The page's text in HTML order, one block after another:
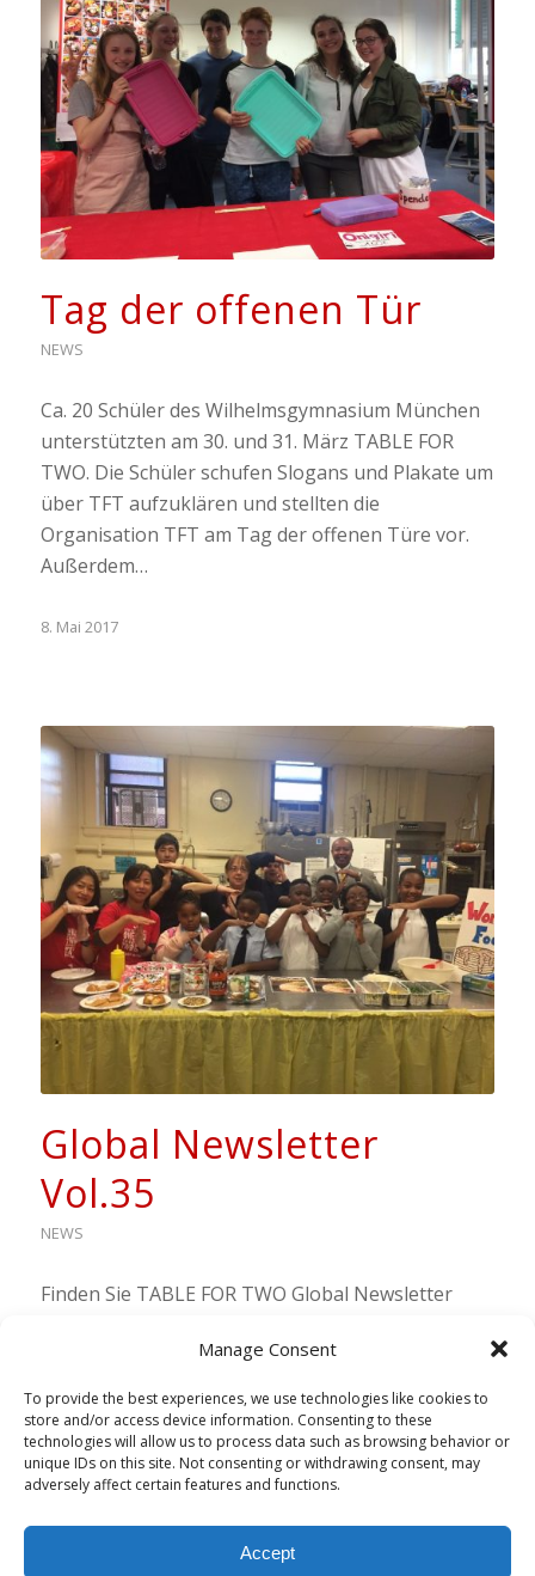
Manage Consent
To provide the best experiences, we use technologies like cookies to
store and/or access device information. Consenting to these
technologies will allow us to process data such as browsing behavior or
unique IDs on this site. Not consenting or withdrawing consent, may
adversely affect certain features and functions.
Accept
Tag der offenen Tür
NEWS
Ca. 20 Schüler des Wilhelmsgymnasium München
unterstützten am 30. und 31. März TABLE FOR
TWO. Die Schüler schufen Slogans und Plakate um
über TFT aufzuklären und stellten die
Organisation TFT am Tag der offenen Türe vor.
Außerdem…
8. Mai 2017
Global Newsletter
Vol.35
NEWS
Finden Sie TABLE FOR TWO Global Newsletter